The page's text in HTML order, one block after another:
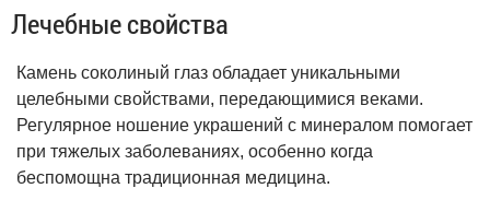
Лечебные свойства
Камень соколиный глаз обладает уникальными
целебными свойствами, передающимися веками.
Регулярное ношение украшений с минералом помогает
при тяжелых заболеваниях, особенно когда
беспомощна традиционная медицина.